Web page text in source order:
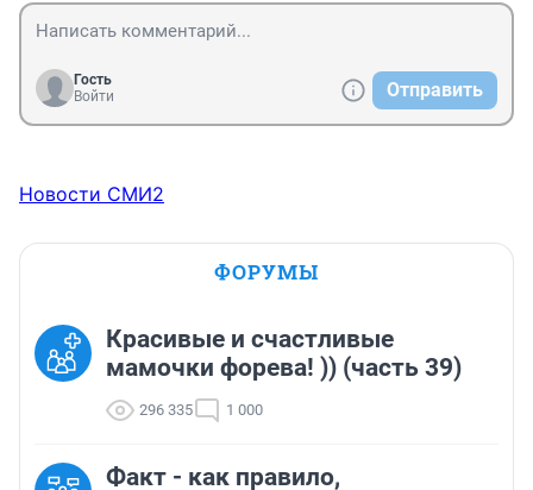
Гость
Войти
Отправить
Новости СМИ2
ФОРУМЫ
Красивые и счастливые
мамочки форева! )) (часть 39)
296 335 1 000
Факт - как правило,